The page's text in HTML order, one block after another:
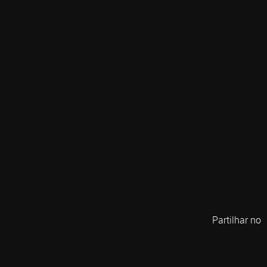
Partilhar no